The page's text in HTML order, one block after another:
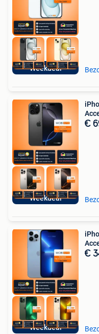
Weekdeal
Weekdeal
€
Weekdeal
€